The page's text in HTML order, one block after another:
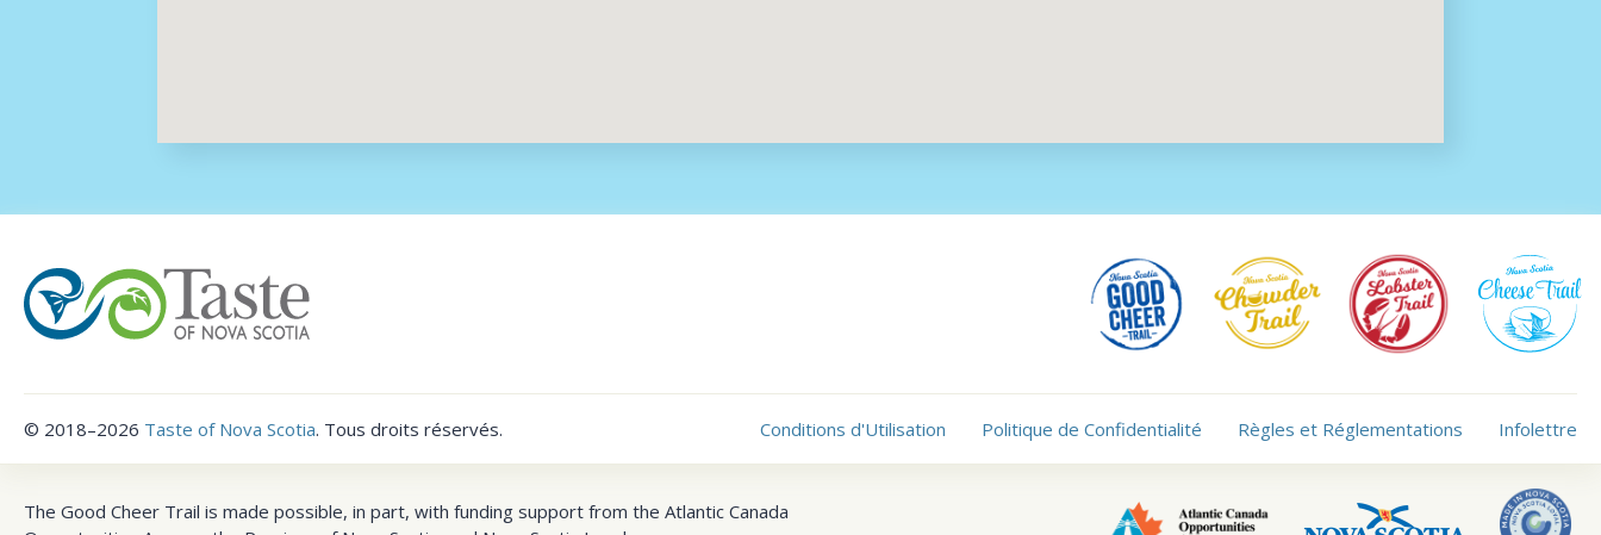
Conditions d'Utilisation Politique de Confidentialité Règles et Réglementations Infolettre
© 2018–2026 Taste of Nova Scotia. Tous droits réservés.
The Good Cheer Trail is made possible, in part, with funding support from the Atlantic Canada